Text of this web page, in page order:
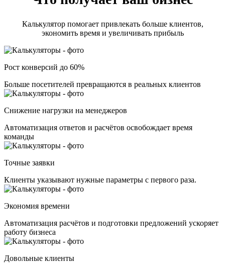
Калькулятор помогает привлекать больше клиентов,
экономить время и увеличивать прибыль
Рост конверсий до 60%
Больше посетителей превращаются в реальных клиентов
Снижение нагрузки на менеджеров
Автоматизация ответов и расчётов освобождает время
команды
Точные заявки
Клиенты указывают нужные параметры с первого раза.
Экономия времени
Автоматизация расчётов и подготовки предложений ускоряет
работу бизнеса
Довольные клиенты